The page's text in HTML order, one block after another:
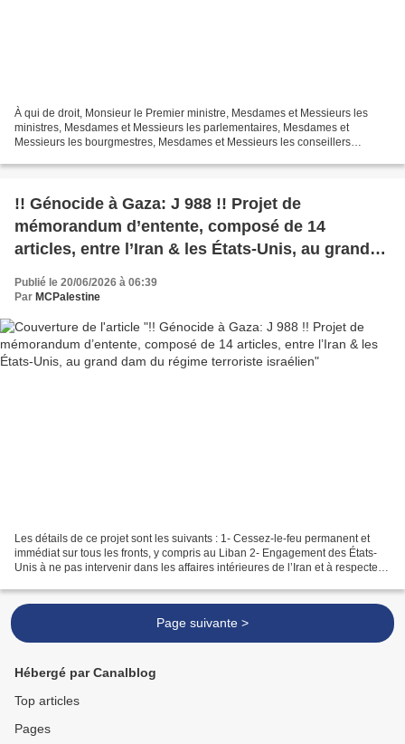
À qui de droit, Monsieur le Premier ministre, Mesdames et Messieurs les
ministres, Mesdames et Messieurs les parlementaires, Mesdames et
Messieurs les bourgmestres, Mesdames et Messieurs les conseillers
!! Génocide à Gaza: J 988 !! Projet de
mémorandum d’entente, composé de 14
articles, entre l’Iran & les États-Unis, au grand
Publié le 20/06/2026 à 06:39
Par MCPalestine
Les détails de ce projet sont les suivants : 1- Cessez-le-feu permanent et
immédiat sur tous les fronts, y compris au Liban 2- Engagement des États-
Unis à ne pas intervenir dans les affaires intérieures de l’Iran et à respecter
Page suivante >
Hébergé par Canalblog
Top articles
Pages